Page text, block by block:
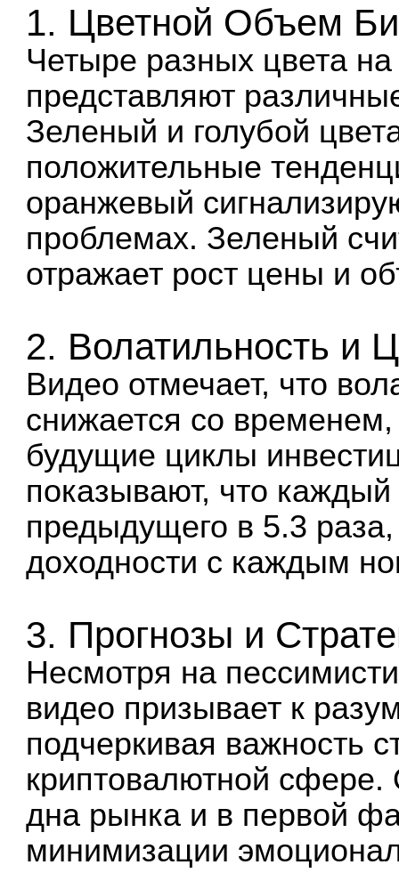
1. Цветной Объем
Четыре разных цвета
представляют
Зеленый и голубой
положительные
оранжевый
проблемах. Зеленый
отражает рост цены и
2. Волатильность и
Видео отмечает, что
снижается со
будущие циклы
показывают, что
предыдущего в 5.3
доходности с каждым
3. Прогнозы и
Несмотря на
видео призывает к
подчеркивая важность
криптовалютной сфере.
дна рынка и в первой
минимизации